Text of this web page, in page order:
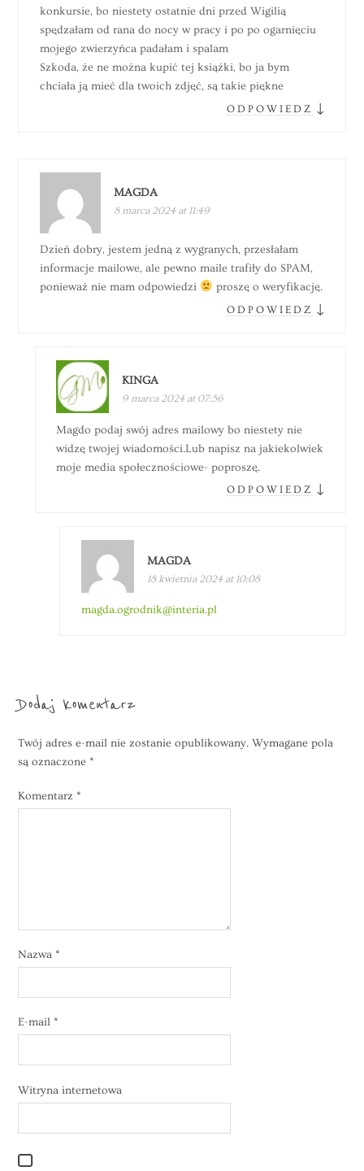
konkursie, bo niestety ostatnie dni przed Wigilią
spędzałam od rana do nocy w pracy i po po ogarnięciu
mojego zwierzyńca padałam i spalam
Szkoda, że ne można kupić tej książki, bo ja bym
chciała ją mieć dla twoich zdjęć, są takie piękne
ODPOWIEDZ ↓
MAGDA
8 marca 2024 at 11:49
Dzień dobry, jestem jedną z wygranych, przesłałam
informacje mailowe, ale pewno maile trafiły do SPAM,
ponieważ nie mam odpowiedzi
proszę o weryfikację.
ODPOWIEDZ ↓
KINGA
9 marca 2024 at 07:56
Magdo podaj swój adres mailowy bo niestety nie
widzę twojej wiadomości.Lub napisz na jakiekolwiek
moje media społecznościowe- poproszę.
ODPOWIEDZ ↓
MAGDA
18 kwietnia 2024 at 10:08
magda.ogrodnik@interia.pl
Dodaj komentarz
Twój adres e-mail nie zostanie opublikowany. Wymagane pola
są oznaczone *
Komentarz *
Nazwa *
E-mail *
Witryna internetowa